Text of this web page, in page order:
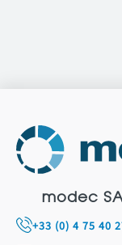
modec
+33 (0) 4 75 40